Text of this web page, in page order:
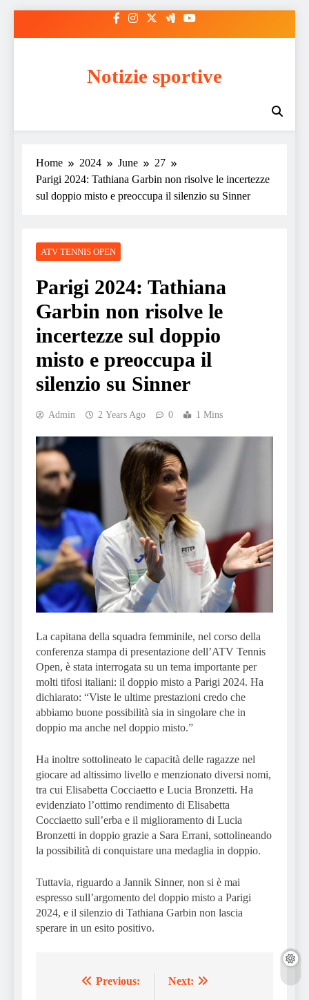
Notizie sportive
Home 2024 June
27
Parigi 2024: Tathiana Garbin non risolve le incertezze
sul doppio misto e preoccupa il silenzio su Sinner
ATV TENNIS OPEN
Parigi 2024: Tathiana
Garbin non risolve le
incertezze sul doppio
misto e preoccupa il
silenzio su Sinner
Admin 2 Years Ago 0 1 Mins
La capitana della squadra femminile, nel corso della
conferenza stampa di presentazione dell’ATV Tennis
Open, è stata interrogata su un tema importante per
molti tifosi italiani: il doppio misto a Parigi 2024. Ha
dichiarato: “Viste le ultime prestazioni credo che
abbiamo buone possibilità sia in singolare che in
doppio ma anche nel doppio misto.”
Ha inoltre sottolineato le capacità delle ragazze nel
giocare ad altissimo livello e menzionato diversi nomi,
tra cui Elisabetta Cocciaetto e Lucia Bronzetti. Ha
evidenziato l’ottimo rendimento di Elisabetta
Cocciaetto sull’erba e il miglioramento di Lucia
Bronzetti in doppio grazie a Sara Errani, sottolineando
la possibilità di conquistare una medaglia in doppio.
Tuttavia, riguardo a Jannik Sinner, non si è mai
espresso sull’argomento del doppio misto a Parigi
2024, e il silenzio di Tathiana Garbin non lascia
sperare in un esito positivo.
Previous: Next: